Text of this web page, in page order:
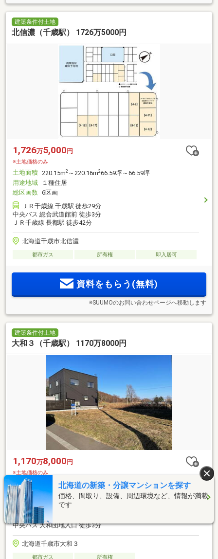
建築条件付土地
北信濃（千歳駅） 1726万5000円
1,726万5,000 円
※土地価格のみ
土地面積 220.15m2 ～220.16m266.59坪～66.59坪
用途地域
１種住居
総区画数 6区画
ＪＲ千歳線 千歳駅 徒歩29分
中央バス 総合武道館前 徒歩3分
ＪＲ千歳線 長都駅 徒歩42分
北海道千歳市北信濃
都市ガス 所有権 即入居可
資料をもらう(無料)
※SUUMOのお問い合わせページへ移動します
建築条件付土地
大和３（千歳駅） 1170万8000円
1,170万8,000 円
※土地価格のみ
土地面積 216.84m265.59坪
用途地域 ２種中高
総区画数
52区画
ＪＲ千歳線 千歳駅 徒歩29分
中央バス 大和団地入口 徒歩3分
北海道千歳市大和３
都市ガス 所有権
北海道の新築・分譲マンションを探す
価格、間取り、設備、周辺環境など、情報が満載
です